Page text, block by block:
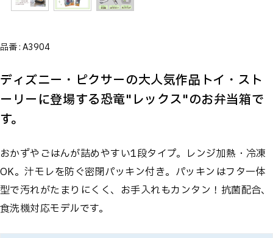
品番 :A3904
ディズニー・ピクサーの大人気作品トイ・スト
ーリーに登場する恐竜"レックス"のお弁当箱で
す。
おかずやごはんが詰めやすい1段タイプ。レンジ加熱・冷凍
OK。汁モレを防ぐ密閉パッキン付き。パッキンはフタ一体
型で汚れがたまりにくく、お手入れもカンタン！抗菌配合、
食洗機対応モデルです。